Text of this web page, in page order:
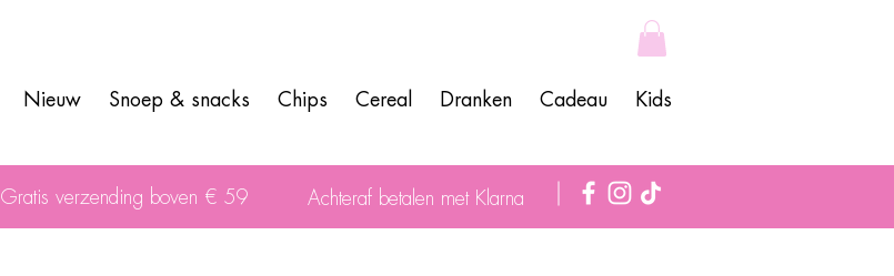
Nieuw Snoep & snacks Chips Cereal Dranken Cadeau Kids
Gratis verzending boven € 59 Achteraf betalen met Klarna